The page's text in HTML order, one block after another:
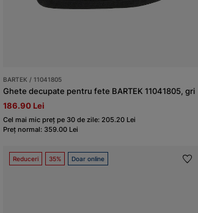
BARTEK / 11041805
Ghete decupate pentru fete BARTEK 11041805, gri
186.90 Lei
Cel mai mic preț pe 30 de zile: 205.20 Lei
Preț normal: 359.00 Lei
Reduceri 35% Doar online